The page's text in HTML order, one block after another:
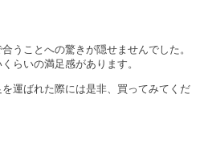
うことへの驚きが隠せませんでした。
らいの満足感があります。
運ばれた際には是非、買ってみてくだ